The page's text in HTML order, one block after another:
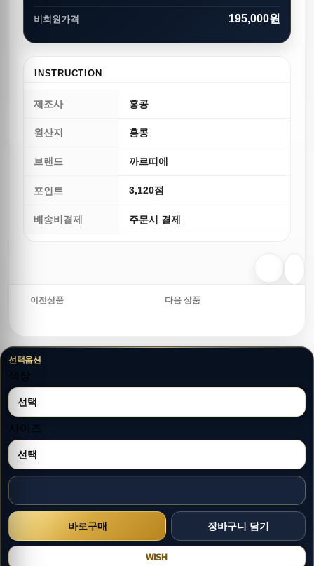
비회원가격 195,000원
INSTRUCTION
제조사 홍콩
원산지 홍콩
브랜드 까르띠에
포인트 3,120점
배송비결제 주문시 결제
이전상품 다음 상품
선택옵션
색상
사이즈
WISH